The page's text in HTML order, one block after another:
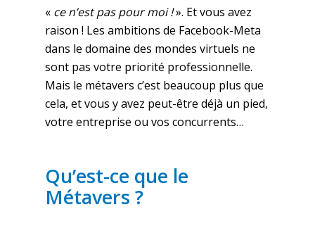
« ce n’est pas pour moi !». Et vous avez
raison ! Les ambitions de Facebook-Meta
dans le domaine des mondes virtuels ne
sont pas votre priorité professionnelle.
Mais le métavers c’est beaucoup plus que
cela, et vous y avez peut-être déjà un pied,
votre entreprise ou vos concurrents…
Qu’est-ce que le
Métavers ?